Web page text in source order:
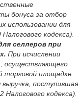
бонуса за отбор
использовании для
кодекса).
селлеров при
При исчислении
осуществляющего
торговой площадке
выручка, поступившая
кодекса).